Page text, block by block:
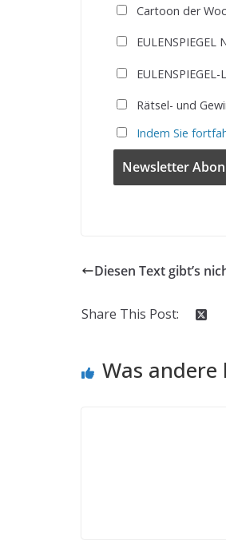
Cartoon der
Rätsel- und
Indem Sie
Diesen Text gibt’s
Share This Post:
Was andere